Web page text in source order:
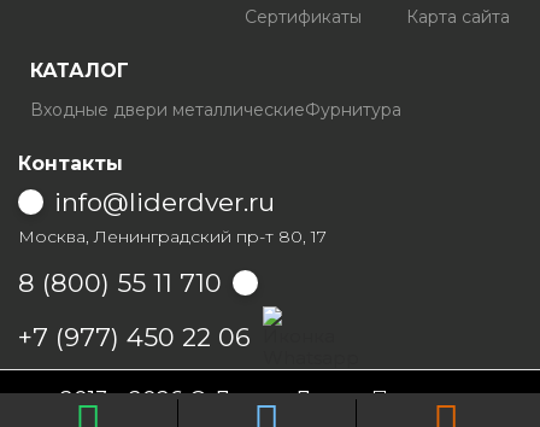
Сертификаты
Карта сайта
КАТАЛОГ
Входные двери металлическиеФурнитура
Контакты
info@liderdver.ru
Москва, Ленинградский пр-т 80, 17
8 (800) 55 11 710
+7 (977) 450 22 06
Написать на Whatsapp
2013 - 2026 © Лидер ДверьПолитика